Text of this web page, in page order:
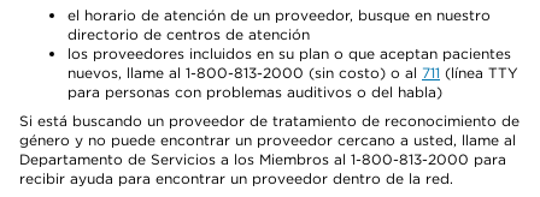
el horario de atención de un proveedor, busque en nuestro
directorio de centros de atención
los proveedores incluidos en su plan o que aceptan pacientes
nuevos, llame al 1-800-813-2000 (sin costo) o al 711 (línea TTY
para personas con problemas auditivos o del habla)
Si está buscando un proveedor de tratamiento de reconocimiento de
género y no puede encontrar un proveedor cercano a usted, llame al
Departamento de Servicios a los Miembros al 1-800-813-2000 para
recibir ayuda para encontrar un proveedor dentro de la red.